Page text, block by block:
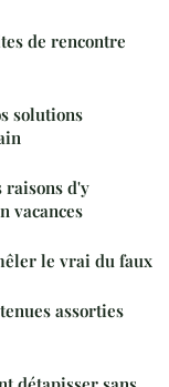
de rencontre
solutions
raisons d'y
vacances
le vrai du faux
assorties